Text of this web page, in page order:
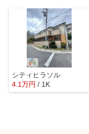
シティヒラソル
4.1万円 / 1K